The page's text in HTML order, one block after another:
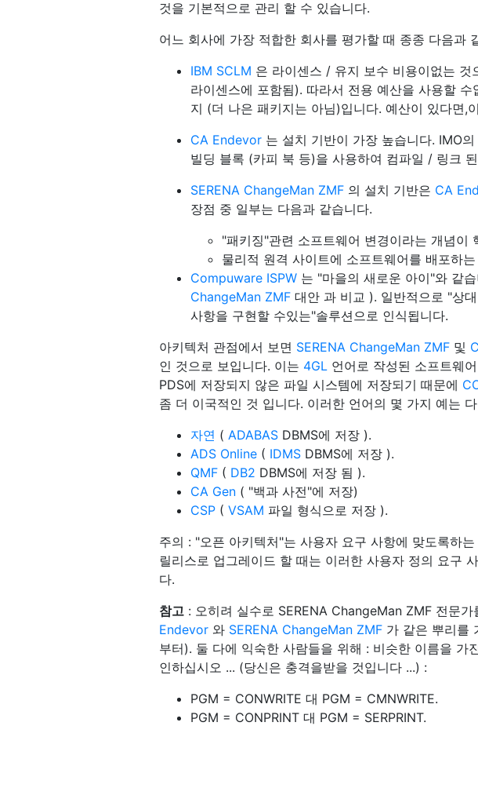
것을 기본적으로 관리 할 수 ​​있습니다.
어느 회사에 가장 적합한 회사를 평가할 때 종종 다음과
IBM SCLM 은 라이센스 / 유지 보수 비용이없는
라이센스에 포함됨). 따라서 전용 예산을 사용할
지 (더 나은 패키지는 아님)입니다. 예산이 있다면,
CA Endevor 는 설치 기반이 가장 높습니다. IMO
빌딩 블록 (카피 북 등)을 사용하여 컴파일 / 링크
SERENA ChangeMan ZMF 의 설치 기반은 CA
장점 중 일부는 다음과 같습니다.
"패키징"관련 소프트웨어 변경이라는 개념이
물리적 원격 사이트에 소프트웨어를 배포하
Compuware ISPW 는 "마을의 새로운 아이"와 같
ChangeMan ZMF 대안 과 비교 ). 일반적으로 "상
사항을 구현할 수있는"솔루션으로 인식됩니다.
아키텍처 관점에서 보면 SERENA ChangeMan ZMF 및
인 것으로 보입니다. 이는 4GL 언어로 작성된 소프트웨
PDS에 저장되지 않은 파일 시스템에 저장되기 때문에
좀 더 이국적인 것 입니다. 이러한 언어의 몇 가지 예는
자연 ( ADABAS DBMS에 저장 ).
ADS Online ( IDMS DBMS에 저장 ).
QMF ( DB2 DBMS에 저장 됨 ).
CA Gen ( "백과 사전"에 저장)
CSP ( VSAM 파일 형식으로 저장 ).
주의 : "오픈 아키텍처"는 사용자 요구 사항에 맞도록하
릴리스로 업그레이드 할 때는 이러한 사용자 정의 요구
다.
참고 : 오히려 실수로 SERENA ChangeMan ZMF 전문
Endevor 와 SERENA ChangeMan ZMF 가 같은 뿌리를
부터). 둘 다에 익숙한 사람들을 위해 : 비슷한 이름을 가
인하십시오 ... (당신은 충격을받을 것입니다 ...) :
PGM = CONWRITE 대 PGM = CMNWRITE.
PGM = CONPRINT 대 PGM = SERPRINT.